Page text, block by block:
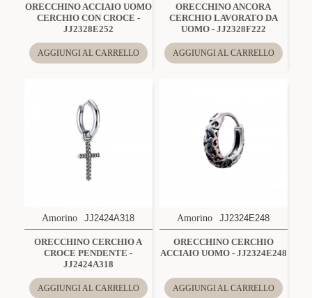
ORECCHINO ACCIAIO UOMO
CERCHIO CON CROCE -
JJ2328E252
AGGIUNGI AL CARRELLO
ORECCHINO ANCORA
CERCHIO LAVORATO DA
UOMO - JJ2328F222
AGGIUNGI AL CARRELLO
Amorino JJ2424A318
ORECCHINO CERCHIO A
CROCE PENDENTE -
JJ2424A318
AGGIUNGI AL CARRELLO
Amorino JJ2324E248
ORECCHINO CERCHIO
ACCIAIO UOMO - JJ2324E248
AGGIUNGI AL CARRELLO